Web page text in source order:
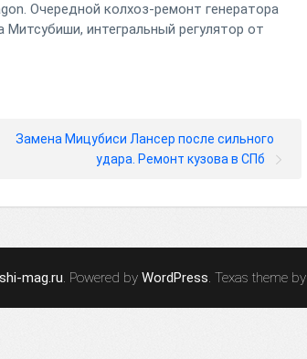
Очередной колхоз-ремонт генератора
интегральный регулятор от
Замена Мицубиси Лансер после сильного
удара. Ремонт кузова в СПб
mag.ru. Powered by WordPress. Texas theme by